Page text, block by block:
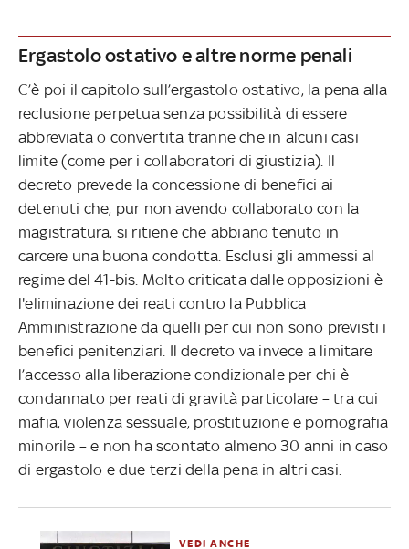
Ergastolo ostativo e altre norme penali
C’è poi il capitolo sull’ergastolo ostativo, la pena alla
reclusione perpetua senza possibilità di essere
abbreviata o convertita tranne che in alcuni casi
limite (come per i collaboratori di giustizia). Il
decreto prevede la concessione di benefici ai
detenuti che, pur non avendo collaborato con la
magistratura, si ritiene che abbiano tenuto in
carcere una buona condotta. Esclusi gli ammessi al
regime del 41-bis. Molto criticata dalle opposizioni è
l'eliminazione dei reati contro la Pubblica
Amministrazione da quelli per cui non sono previsti i
benefici penitenziari. Il decreto va invece a limitare
l’accesso alla liberazione condizionale per chi è
condannato per reati di gravità particolare – tra cui
mafia, violenza sessuale, prostituzione e pornografia
minorile – e non ha scontato almeno 30 anni in caso
di ergastolo e due terzi della pena in altri casi.
VEDI ANCHE